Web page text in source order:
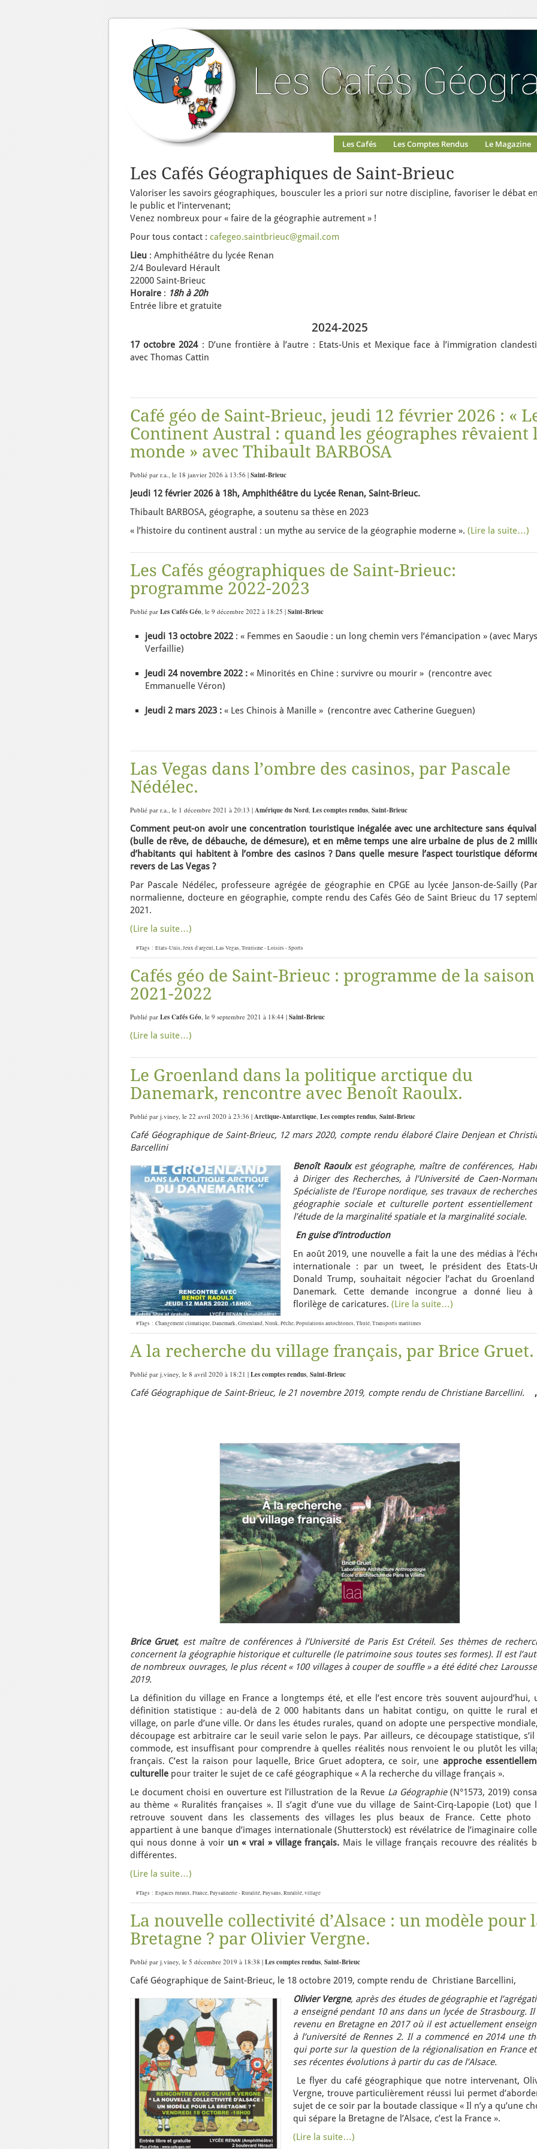
Les Cafés Les Comptes Rendus Le Magazine
Les Cafés Géographiques de Saint-Brieuc
Valoriser les savoirs géographiques, bousculer les a priori sur notre discipline, favoriser le débat
le public et l’intervenant;
Venez nombreux pour « faire de la géographie autrement » !
Pour tous contact : cafegeo.saintbrieuc@gmail.com
Lieu : Amphithéâtre du lycée Renan
2/4 Boulevard Hérault
22000 Saint-Brieuc
Horaire : 18h à 20h
Entrée libre et gratuite
2024-2025
17 octobre 2024: D’une frontière à l’autre : Etats-Unis et Mexique face à l’immigration
avec Thomas Cattin
Café géo de Saint-Brieuc, jeudi 12 février 2026 : «
Continent Austral : quand les géographes rêvaient
monde » avec Thibault BARBOSA
Publié par r.a., le 18 janvier 2026 à 13:56 | Saint-Brieuc
Jeudi 12 février 2026 à 18h, Amphithéâtre du Lycée Renan, Saint-Brieuc.
Thibault BARBOSA, géographe, a soutenu sa thèse en 2023
« l’histoire du continent austral : un mythe au service de la géographie moderne ». (Lire la suite…)
Les Cafés géographiques de Saint-Brieuc:
programme 2022-2023
Publié par Les Cafés Géo, le 9 décembre 2022 à 18:25 | Saint-Brieuc
jeudi 13 octobre 2022 : « Femmes en Saoudie : un long chemin vers l’émancipation » (avec
Verfaillie)
Jeudi 24 novembre 2022 : « Minorités en Chine : survivre ou mourir » (rencontre avec
Emmanuelle Véron)
Jeudi 2 mars 2023 : « Les Chinois à Manille » (rencontre avec Catherine Gueguen)
Las Vegas dans l’ombre des casinos, par Pascale
Nédélec.
Publié par r.a., le 1 décembre 2021 à 20:13 | Amérique du Nord, Les comptes rendus, Saint-Brieuc
Comment peut-on avoir une concentration touristique inégalée avec une architecture sans
(bulle de rêve, de débauche, de démesure), et en même temps une aire urbaine de plus de 2
d’habitants qui habitent à l’ombre des casinos ? Dans quelle mesure l’aspect touristique
revers de Las Vegas ?
Par Pascale Nédélec, professeure agrégée de géographie en CPGE au lycée Janson-de-Sailly
normalienne, docteure en géographie, compte rendu des Cafés Géo de Saint Brieuc du 17
2021.
(Lire la suite…)
#Tags : Etats-Unis,Jeux d'argent,Las Vegas,Tourisme - Loisirs - Sports
Cafés géo de Saint-Brieuc : programme de la saison
2021-2022
Publié par Les Cafés Géo, le 9 septembre 2021 à 18:44 | Saint-Brieuc
(Lire la suite…)
Le Groenland dans la politique arctique du
Danemark, rencontre avec Benoît Raoulx.
Publié par j.viney, le 22 avril 2020 à 23:36 | Arctique-Antarctique, Les comptes rendus, Saint-Brieuc
Café Géographique de Saint-Brieuc, 12 mars 2020, compte rendu élaboré Claire Denjean et
Barcellini
Benoît Raoulx est géographe, maître de conférences,
à Diriger des Recherches, à l’Université de Caen-
Spécialiste de l’Europe nordique, ses travaux de
géographie sociale et culturelle portent essentiellement
l’étude de la marginalité spatiale et la marginalité sociale.
En guise d’introduction
En août 2019, une nouvelle a fait la une des médias à
internationale : par un tweet, le président des Etats-
Donald Trump, souhaitait négocier l’achat du
Danemark. Cette demande incongrue a donné lieu
florilège de caricatures. (Lire la suite…)
#Tags : Changement climatique,Danemark,Groenland,Nuuk,Pêche,Populations autochtones,Thulé,Transports maritimes
A la recherche du village français, par Brice Gruet.
Publié par j.viney, le 8 avril 2020 à 18:21 | Les comptes rendus, Saint-Brieuc
Café Géographique de Saint-Brieuc, le 21 novembre 2019, compte rendu de Christiane Barcellini.
Brice Gruet, est maître de conférences à l’Université de Paris Est Créteil. Ses thèmes de
concernent la géographie historique et culturelle (le patrimoine sous toutes ses formes). Il est
de nombreux ouvrages, le plus récent « 100 villages à couper de souffle » a été édité chez
2019.
La définition du village en France a longtemps été, et elle l’est encore très souvent aujourd’hui,
définition statistique : au-delà de 2 000 habitants dans un habitat contigu, on quitte le rural
village, on parle d’une ville. Or dans les études rurales, quand on adopte une perspective
découpage est arbitraire car le seuil varie selon le pays. Par ailleurs, ce découpage statistique, s’il
commode, est insuffisant pour comprendre à quelles réalités nous renvoient le ou plutôt les
français. C’est la raison pour laquelle, Brice Gruet adoptera, ce soir, une approche
culturelle pour traiter le sujet de ce café géographique « A la recherche du village français ».
Le document choisi en ouverture est l’illustration de la Revue La Géographie (N°1573, 2019)
au thème « Ruralités françaises ». Il s’agit d’une vue du village de Saint-Cirq-Lapopie (Lot) que
retrouve souvent dans les classements des villages les plus beaux de France. Cette photo
appartient à une banque d’images internationale (Shutterstock) est révélatrice de l’imaginaire
qui nous donne à voir un « vrai » village français. Mais le village français recouvre des réalités
différentes.
(Lire la suite…)
#Tags : Espaces ruraux,France,Paysannerie - Ruralité,Paysans,Ruralité,village
La nouvelle collectivité d’Alsace : un modèle pour
Bretagne ? par Olivier Vergne.
Publié par j.viney, le 5 décembre 2019 à 18:38 | Les comptes rendus, Saint-Brieuc
Café Géographique de Saint-Brieuc, le 18 octobre 2019, compte rendu de Christiane Barcellini,
Olivier Vergne, après des études de géographie et
a enseigné pendant 10 ans dans un lycée de Strasbourg. Il
revenu en Bretagne en 2017 où il est actuellement
à l’université de Rennes 2. Il a commencé en 2014 une
qui porte sur la question de la régionalisation en France
ses récentes évolutions à partir du cas de l’Alsace.
Le flyer du café géographique que notre intervenant,
Vergne, trouve particulièrement réussi lui permet
sujet de ce soir par la boutade classique « Il n’y a qu’une
qui sépare la Bretagne de l’Alsace, c’est la France ».
(Lire la suite…)